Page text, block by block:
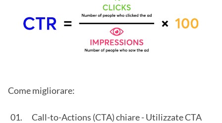
Come migliorare:
Call-to-Actions (CTA) chiare - Utilizzate CTA